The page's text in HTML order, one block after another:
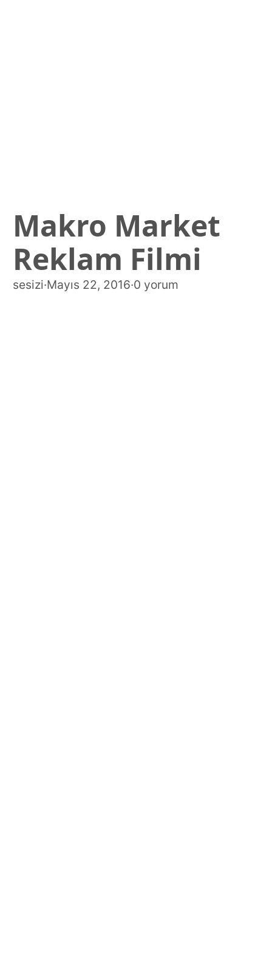
Makro Market
Reklam Filmi
sesizi·Mayıs 22, 2016·0 yorum